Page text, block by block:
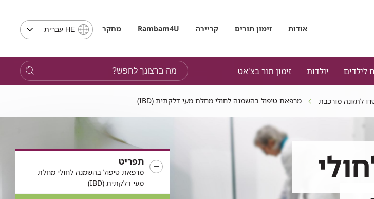
אודות זימון תורים קריירה Rambam4U מחקר
בחירת
שים
לב,
בבחירת
תועבר
לאתר
HE עברית
לילדים יולדות זימון תור בצ'אט
מה
ברצונך
לחפש?
לתזונה מורכבת מרפאת טיפול בהשמנה לחולי מחלת מעי דלקתית (IBD)
תפריט
מרפאת טיפול בהשמנה לחולי מחלת
מעי דלקתית (IBD)